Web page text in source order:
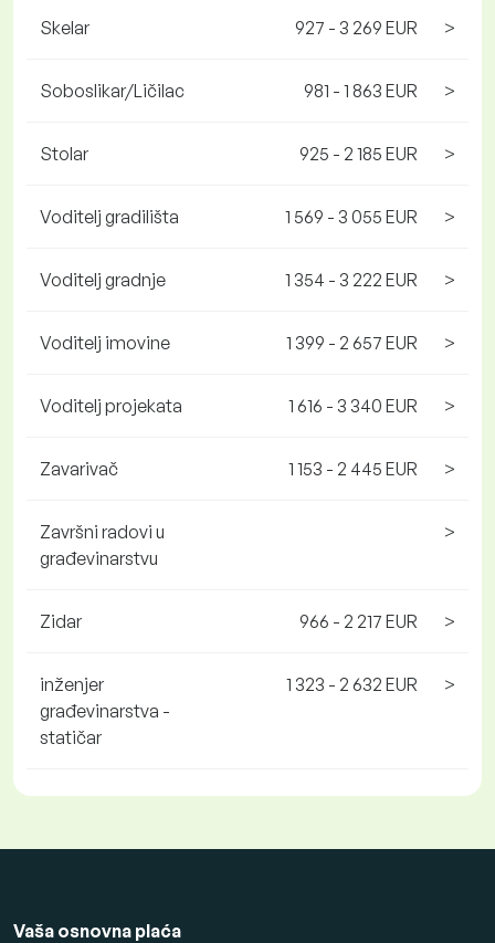
Skelar 927 - 3 269 EUR >
Soboslikar/Ličilac 981 - 1 863 EUR >
Stolar 925 - 2 185 EUR >
Voditelj gradilišta 1 569 - 3 055 EUR >
Voditelj gradnje 1 354 - 3 222 EUR >
Voditelj imovine 1 399 - 2 657 EUR >
Voditelj projekata 1 616 - 3 340 EUR >
Zavarivač 1 153 - 2 445 EUR >
Završni radovi u
građevinarstvu
>
Zidar 966 - 2 217 EUR >
inženjer
građevinarstva -
statičar
1 323 - 2 632 EUR >
Vaša osnovna plaća